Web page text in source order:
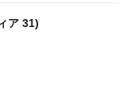
ア 31)